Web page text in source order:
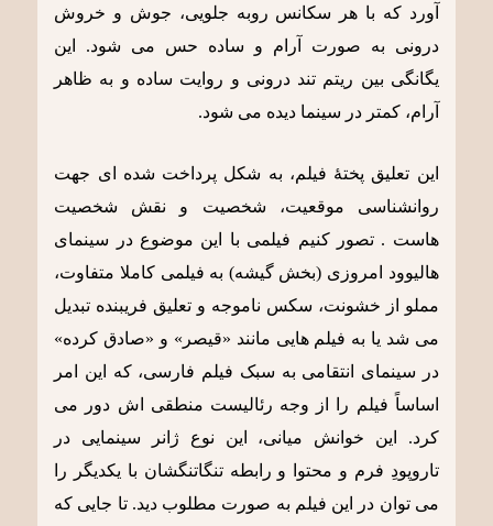
آورد که با هر سکانس روبه جلویی، جوش و خروش
درونی به صورت آرام و ساده حس می شود. این
یگانگی بین ریتم تند درونی و روایت ساده و به ظاهر
آرام، کمتر در سینما دیده می شود.
این تعلیق پختۀ فیلم، به شکل پرداخت شده ای جهت
روانشناسی موقعیت، شخصیت و نقش شخصیت
هاست . تصور کنیم فیلمی با این موضوع در سینمای
هالیوود امروزی (بخش گیشه) به فیلمی کاملا متفاوت،
مملو از خشونت، سکس ناموجه و تعلیق فریبنده تبدیل
می شد یا به فیلم هایی مانند «قیصر» و «صادق کرده»
در سینمای انتقامی به سبک فیلم فارسی، که این امر
اساساً فیلم را از وجه رئالیست منطقی اش دور می
کرد. این خوانش میانی، این نوع ژانر سینمایی در
تاروپودِ فرم و محتوا و رابطه تنگاتنگشان با یکدیگر را
می توان در این فیلم به صورت مطلوب دید. تا جایی که